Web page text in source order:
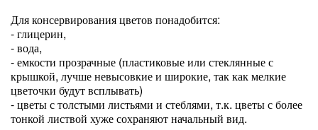
Для консервирования цветов понадобится:
- глицерин,
- вода,
- емкости прозрачные (пластиковые или стеклянные с
крышкой, лучше невысовкие и широкие, так как мелкие
цветочки будут всплывать)
- цветы с толстыми листьями и стеблями, т.к. цветы с более
тонкой листвой хуже сохраняют начальный вид.